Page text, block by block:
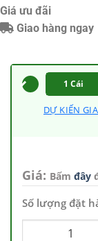
Giá ưu đãi
Giao hàng ngay
1 Cái
DỰ KIẾN
Giá: Bấm đây
Số lượng đặt